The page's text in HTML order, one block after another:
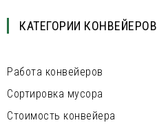
КАТЕГОРИИ КОНВЕЙЕРОВ
Работа конвейеров
Сортировка мусора
Стоимость конвейера